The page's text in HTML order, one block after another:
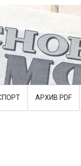
АРХИВ PDF